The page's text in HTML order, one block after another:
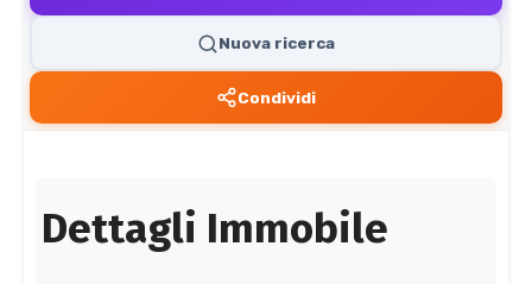
Nuova ricerca
Condividi
Dettagli Immobile